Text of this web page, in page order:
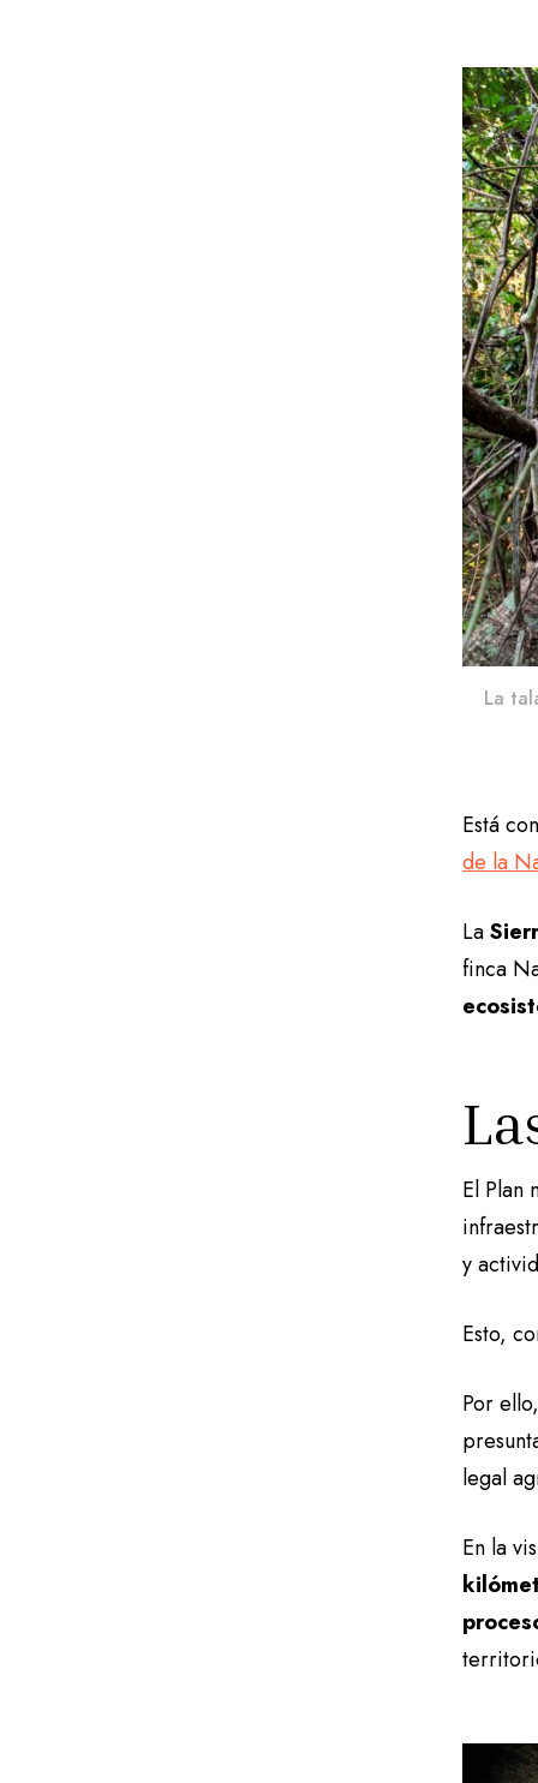
La
Está
de la
La
finca
El Plan
y
Esto,
Por
legal
En la